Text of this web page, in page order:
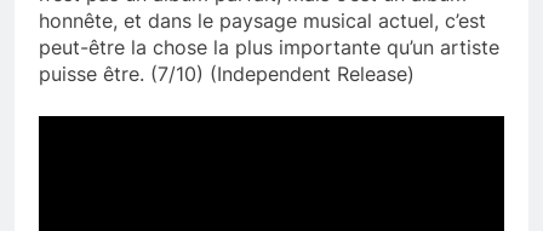
honnête, et dans le paysage musical actuel, c’est
peut-être la chose la plus importante qu’un artiste
puisse être. (7/10) (Independent Release)